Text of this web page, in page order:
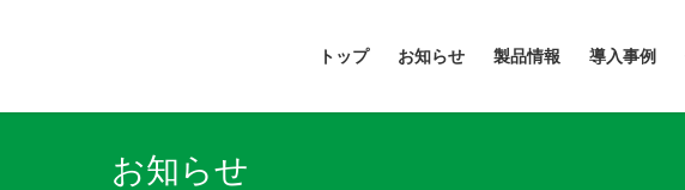
トップ お知らせ 製品情報 導入事例
お知らせ